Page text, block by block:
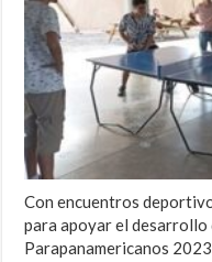
Con encuentros
para apoyar el desarrollo
Parapanamericanos